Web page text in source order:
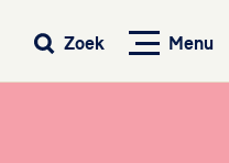
Menu
Zoek